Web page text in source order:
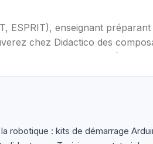
ESPRIT), enseignant
chez Didactico des
Raspberry Pi, ESP32),
robotique : kits de démarrage